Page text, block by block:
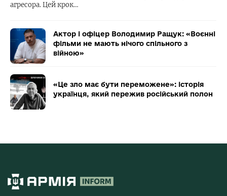
агресора. Цей крок…
Актор і офіцер Володимир Ращук: «Воєнні
фільми не мають нічого спільного з
війною»
«Це зло має бути переможене»: історія
українця, який пережив російський полон